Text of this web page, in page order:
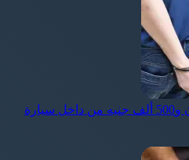
ضبط سائق لسرقة مليون و500 ألف جنيه من داخل سيارة